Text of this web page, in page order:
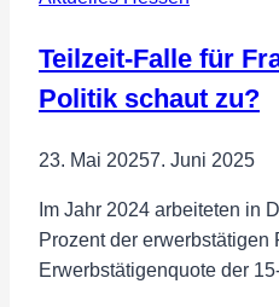
Teilzeit-Falle für
Politik schaut zu?
23. Mai 20257. Juni 2025
Im Jahr 2024 arbeiteten in
Prozent der erwerbstätigen
Erwerbstätigenquote der